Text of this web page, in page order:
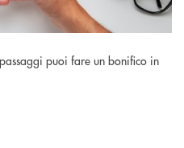
puoi fare un bonifico in